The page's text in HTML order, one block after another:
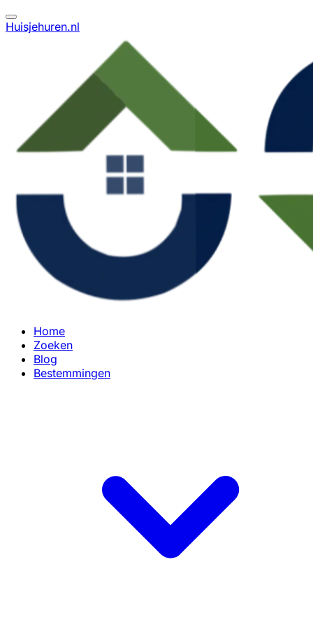
Huisjehuren.nl
Home
Zoeken
Blog
Bestemmingen